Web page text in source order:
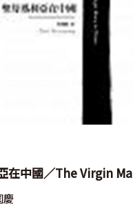
在中國／The Virgin
慶